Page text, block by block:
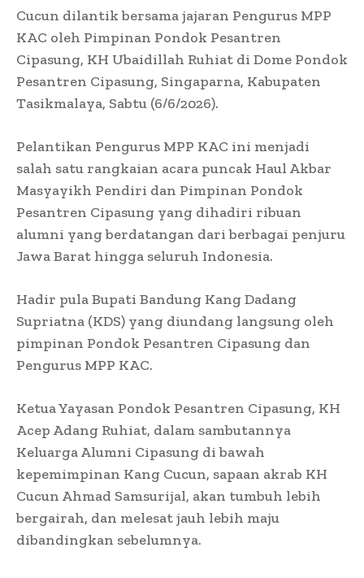
Cucun dilantik bersama jajaran Pengurus MPP
KAC oleh Pimpinan Pondok Pesantren
Cipasung, KH Ubaidillah Ruhiat di Dome Pondok
Pesantren Cipasung, Singaparna, Kabupaten
Tasikmalaya, Sabtu (6/6/2026).
Pelantikan Pengurus MPP KAC ini menjadi
salah satu rangkaian acara puncak Haul Akbar
Masyayikh Pendiri dan Pimpinan Pondok
Pesantren Cipasung yang dihadiri ribuan
alumni yang berdatangan dari berbagai penjuru
Jawa Barat hingga seluruh Indonesia.
Hadir pula Bupati Bandung Kang Dadang
Supriatna (KDS) yang diundang langsung oleh
pimpinan Pondok Pesantren Cipasung dan
Pengurus MPP KAC.
Ketua Yayasan Pondok Pesantren Cipasung, KH
Acep Adang Ruhiat, dalam sambutannya
Keluarga Alumni Cipasung di bawah
kepemimpinan Kang Cucun, sapaan akrab KH
Cucun Ahmad Samsurijal, akan tumbuh lebih
bergairah, dan melesat jauh lebih maju
dibandingkan sebelumnya.